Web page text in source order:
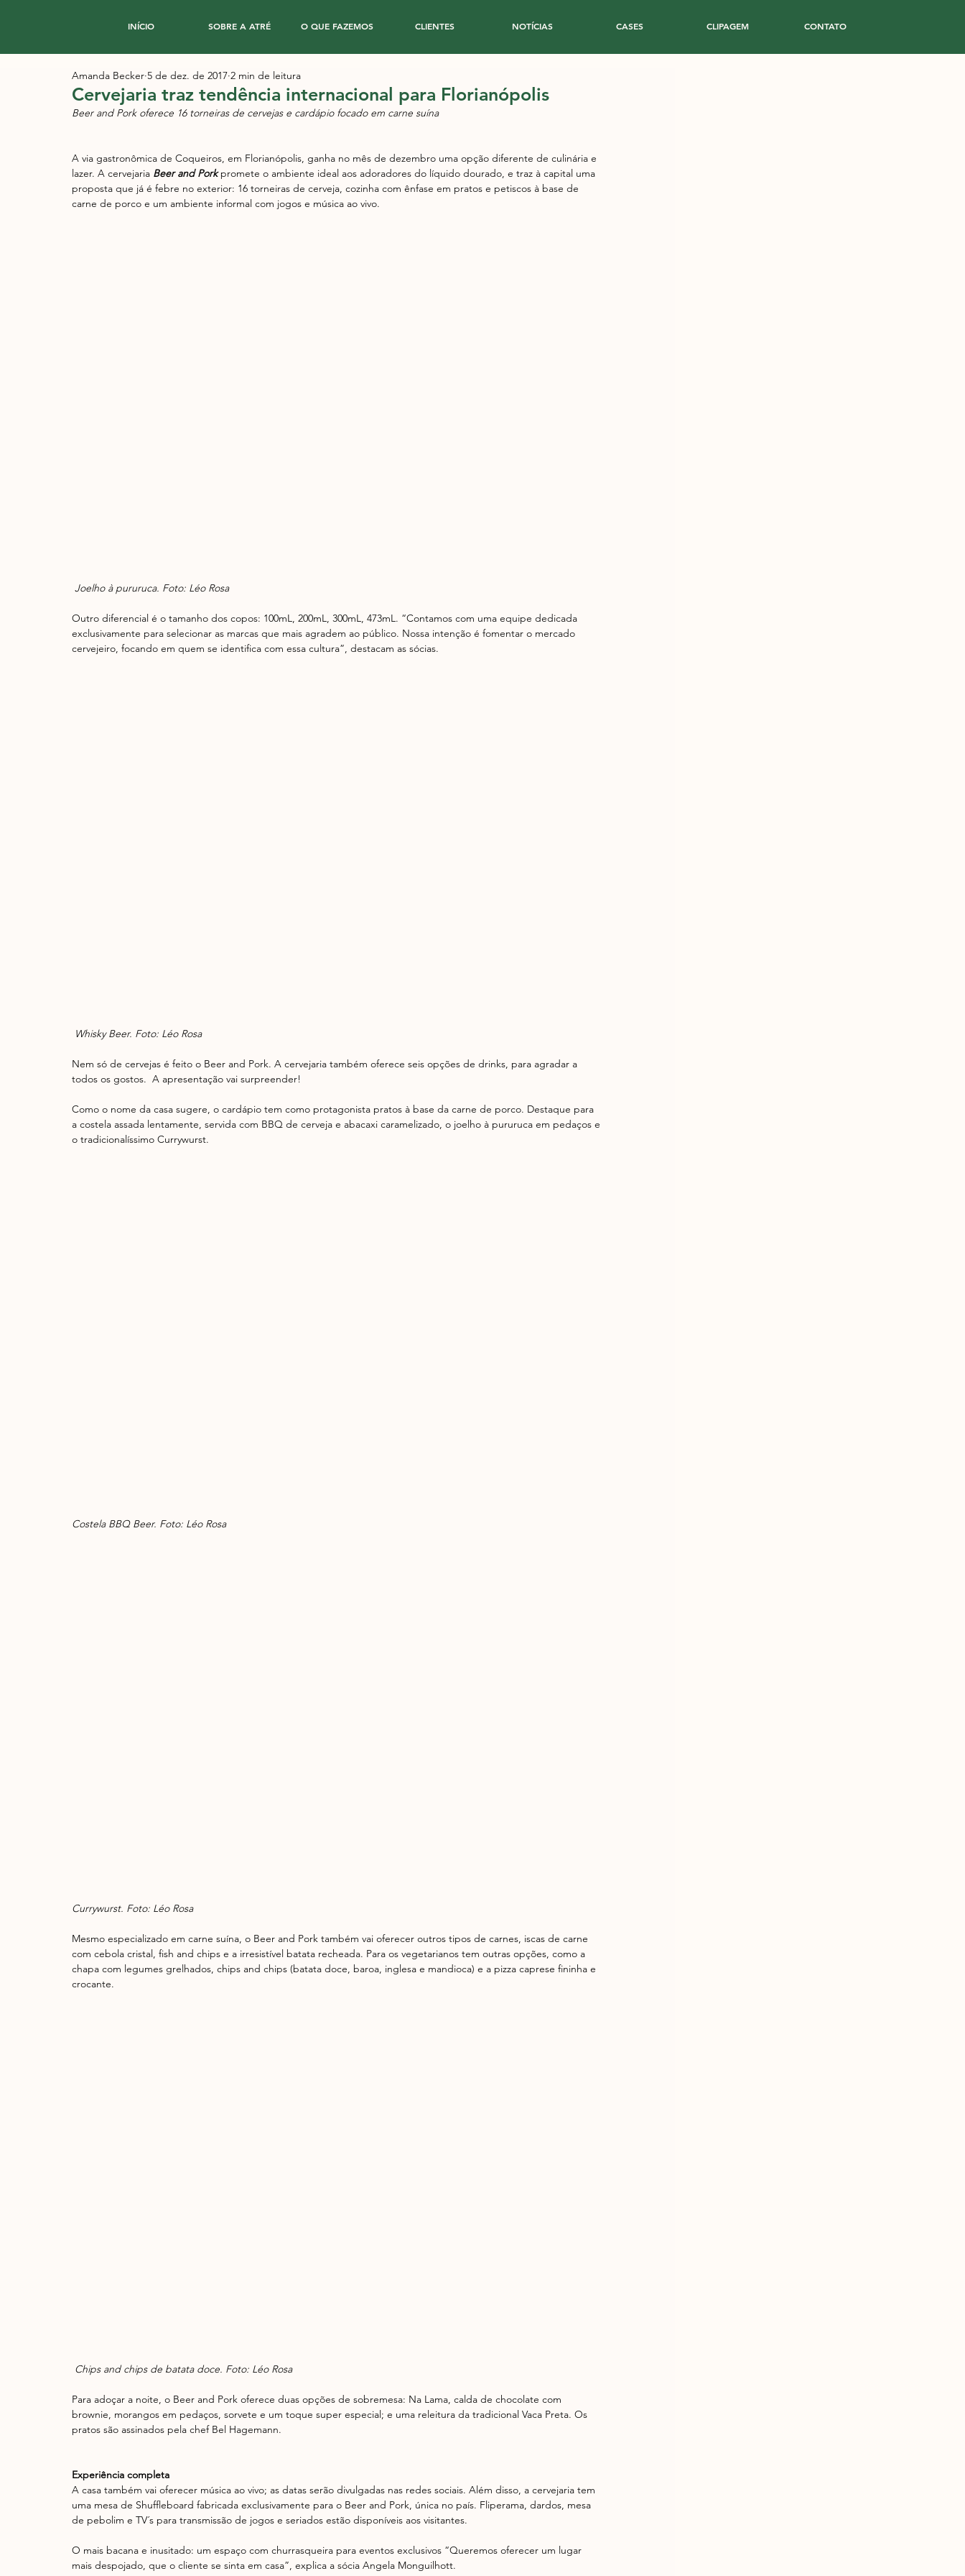
INÍCIO SOBRE A ATRÉ O QUE FAZEMOS CLIENTES NOTÍCIAS CASES CLIPAGEM CONTATO
Cervejaria traz tendência internacional para Florianópolis
Amanda Becker 5 de dez. de 2017 2 min de leitura
Beer and Pork oferece 16 torneiras de cervejas e cardápio focado em carne suína
A via gastronômica de Coqueiros, em Florianópolis, ganha no mês de dezembro uma opção diferente de culinária e
lazer. A cervejaria Beer and Pork promete o ambiente ideal aos adoradores do líquido dourado, e traz à capital uma
proposta que já é febre no exterior: 16 torneiras de cerveja, cozinha com ênfase em pratos e petiscos à base de
carne de porco e um ambiente informal com jogos e música ao vivo.
Joelho à pururuca. Foto: Léo Rosa
Outro diferencial é o tamanho dos copos: 100mL, 200mL, 300mL, 473mL. “Contamos com uma equipe dedicada
exclusivamente para selecionar as marcas que mais agradem ao público. Nossa intenção é fomentar o mercado
cervejeiro, focando em quem se identifica com essa cultura”, destacam as sócias.
Whisky Beer. Foto: Léo Rosa
Nem só de cervejas é feito o Beer and Pork. A cervejaria também oferece seis opções de drinks, para agradar a
todos os gostos.  A apresentação vai surpreender!
Como o nome da casa sugere, o cardápio tem como protagonista pratos à base da carne de porco. Destaque para
a costela assada lentamente, servida com BBQ de cerveja e abacaxi caramelizado, o joelho à pururuca em pedaços e
o tradicionalíssimo Currywurst.
Costela BBQ Beer. Foto: Léo Rosa
Currywurst. Foto: Léo Rosa
Mesmo especializado em carne suína, o Beer and Pork também vai oferecer outros tipos de carnes, iscas de carne
com cebola cristal, fish and chips e a irresistível batata recheada. Para os vegetarianos tem outras opções, como a
chapa com legumes grelhados, chips and chips (batata doce, baroa, inglesa e mandioca) e a pizza caprese fininha e
crocante.
Chips and chips de batata doce. Foto: Léo Rosa
Para adoçar a noite, o Beer and Pork oferece duas opções de sobremesa: Na Lama, calda de chocolate com
brownie, morangos em pedaços, sorvete e um toque super especial; e uma releitura da tradicional Vaca Preta. Os
pratos são assinados pela chef Bel Hagemann.
Experiência completa
A casa também vai oferecer música ao vivo; as datas serão divulgadas nas redes sociais. Além disso, a cervejaria tem
uma mesa de Shuffleboard fabricada exclusivamente para o Beer and Pork, única no país. Fliperama, dardos, mesa
de pebolim e TV´s para transmissão de jogos e seriados estão disponíveis aos visitantes.
O mais bacana e inusitado: um espaço com churrasqueira para eventos exclusivos “Queremos oferecer um lugar
mais despojado, que o cliente se sinta em casa”, explica a sócia Angela Monguilhott.